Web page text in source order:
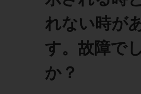
セミナー メ
れない時が
す。故障で
か？